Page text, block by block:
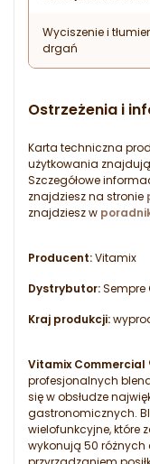
Wyciszenie i
drgań
Ostrzeżenia i
Karta techniczna
użytkowania
Szczegółowe
znajdziesz na stronie
znajdziesz w
Producent:Vitamix
Dystrybutor:Sempre
Kraj produkcji:
Vitamix Commercial
profesjonalnych
się w obsłudze
gastronomicznych.
wielofunkcyjne, które
wykonują 50